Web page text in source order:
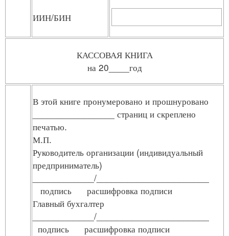
ИИН/БИН
КАССОВАЯ КНИГА
на 20____год
В этой книге пронумеровано и прошнуровано
________________ страниц и скреплено
печатью.
М.П.
Руководитель организации (индивидуальный
предприниматель)
____________/______________________
подпись расшифровка подписи
Главный бухгалтер
____________/______________________
подпись расшифровка подписи